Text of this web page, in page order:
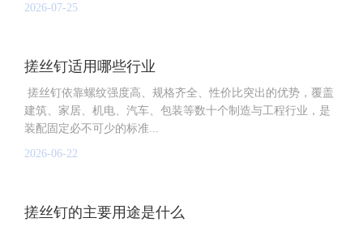
2026-07-25
搓丝钉适用哪些行业
搓丝钉依靠螺纹强度高、规格齐全、性价比突出的优势，覆盖
建筑、家居、机电、汽车、包装等数十个制造与工程行业，是
装配固定必不可少的标准...
2026-06-22
搓丝钉的主要用途是什么